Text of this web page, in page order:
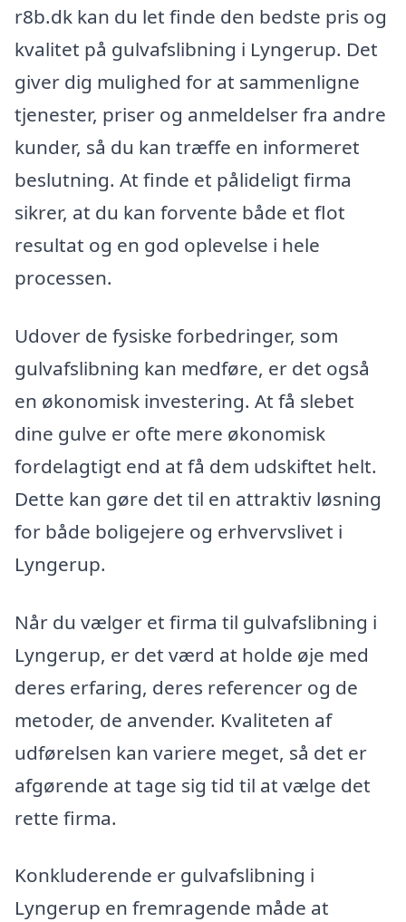
r8b.dk kan du let finde den bedste pris og
kvalitet på gulvafslibning i Lyngerup. Det
giver dig mulighed for at sammenligne
tjenester, priser og anmeldelser fra andre
kunder, så du kan træffe en informeret
beslutning. At finde et pålideligt firma
sikrer, at du kan forvente både et flot
resultat og en god oplevelse i hele
processen.
Udover de fysiske forbedringer, som
gulvafslibning kan medføre, er det også
en økonomisk investering. At få slebet
dine gulve er ofte mere økonomisk
fordelagtigt end at få dem udskiftet helt.
Dette kan gøre det til en attraktiv løsning
for både boligejere og erhvervslivet i
Lyngerup.
Når du vælger et firma til gulvafslibning i
Lyngerup, er det værd at holde øje med
deres erfaring, deres referencer og de
metoder, de anvender. Kvaliteten af
udførelsen kan variere meget, så det er
afgørende at tage sig tid til at vælge det
rette firma.
Konkluderende er gulvafslibning i
Lyngerup en fremragende måde at